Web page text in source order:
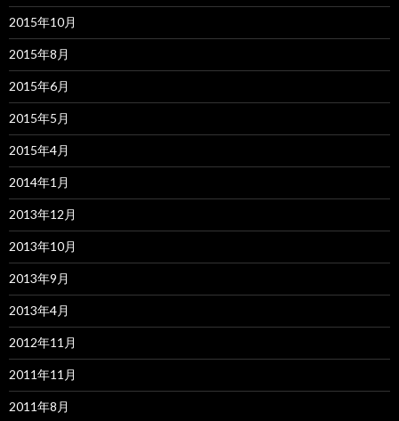
2015年10月
2015年8月
2015年6月
2015年5月
2015年4月
2014年1月
2013年12月
2013年10月
2013年9月
2013年4月
2012年11月
2011年11月
2011年8月